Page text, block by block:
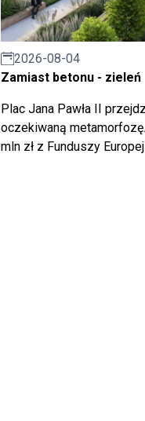
2026-08-04
Zamiast betonu - zieleń
Plac Jana Pawła II
oczekiwaną
mln zł z Funduszy